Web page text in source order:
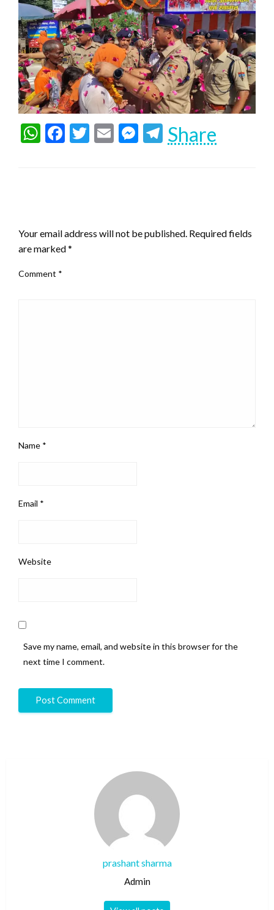
WhatsApp
Facebook
Twitter
EmailMessenger
Telegram
Share
Your email address will not be published. Required fields
are marked*
Comment *
Name *
Email *
Website
Save my name, email, and website in this browser for the
next time I comment.
prashant sharma
Admin